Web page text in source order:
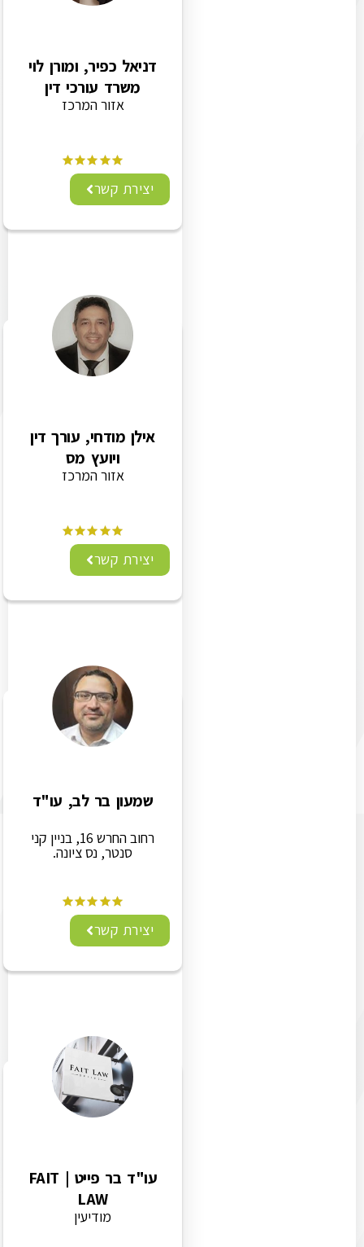
דניאל כפיר, ומורן לוי
משרד עורכי דין
אזור המרכז
יצירת קשר
אילן מודחי, עורך דין
ויועץ מס
אזור המרכז
יצירת קשר
שמעון בר לב, עו"ד
רחוב החרש 16, בניין קני
סנטר, נס ציונה.
יצירת קשר
עו"ד בר פייט | FAIT
LAW
מודיעין